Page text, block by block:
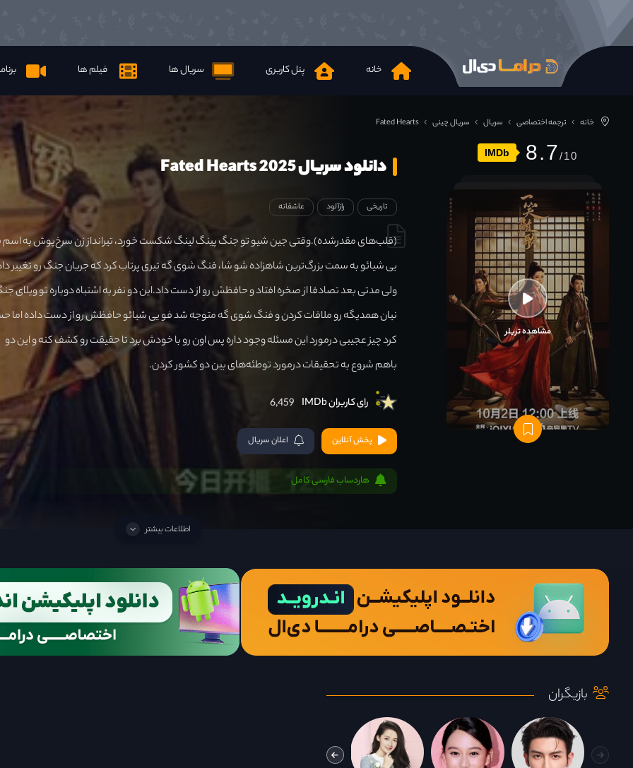
خانه پنل کاربری سریال ها فیلم ها
خانه ترجمه اختصاصی سریال سریال چینی Fated Hearts
IMDb 8.7
مشاهده تریلر
دانلود سریال Fated Hearts 2025
تاریخی رازآلود عاشقانه
(قلب‌های مقدرشده).وقتی جین شیو تو جنگ پینگ لینگ شکست خورد، تیرانداز زن سرخ‌پوش به اسم
یی شیائو به سمت بزرگ‌ترین شاهزاده شو شا، فنگ شوی گه تیری پرتاب کرد که جریان جنگ رو تغییر
ولی مدتی بعد تصادفا از صخره افتاد و حافظش رو از دست داد‌.این دو نفر به اشتباه دوباره تو ویلای
نیان همدیگه رو ملاقات کردن و فنگ شوی گه متوجه شد فو یی شیائو حافظش رو از دست داده اما
کرد چیز عجیبی درمورد این مسئله وجود داره پس اون رو با خودش برد تا حقیقت رو کشف کنه و این دو
باهم شروع به تحقیقات درمورد توطئه‌های بین دو کشور کردن.
رای کاربران IMDb 6,459
پخش آنلاین اعلان سریال
هاردساب فارسی کامل
اطلاعات بیشتر
بازیگران